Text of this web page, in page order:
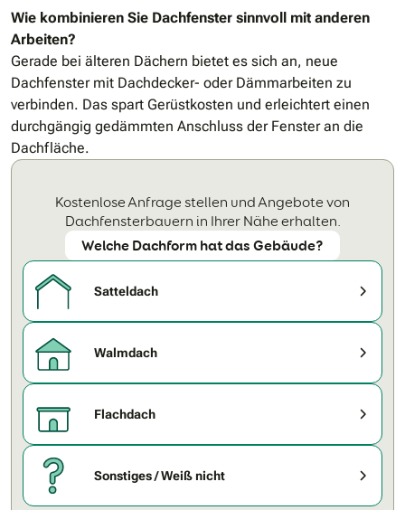
Wie kombinieren Sie Dachfenster sinnvoll mit anderen
Arbeiten?
Gerade bei älteren Dächern bietet es sich an, neue
Dachfenster mit Dachdecker- oder Dämmarbeiten zu
verbinden. Das spart Gerüstkosten und erleichtert einen
durchgängig gedämmten Anschluss der Fenster an die
Dachfläche.
Kostenlose Anfrage stellen und Angebote von
Dachfensterbauern in Ihrer Nähe erhalten.
Welche Dachform hat das Gebäude?
Satteldach
Walmdach
Flachdach
Sonstiges / Weiß nicht